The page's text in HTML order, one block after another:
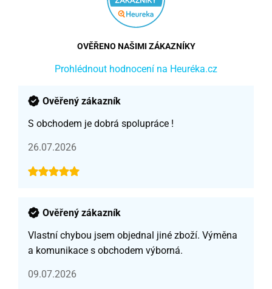
OVĚŘENO NAŠIMI ZÁKAZNÍKY
Prohlédnout hodnocení na Heuréka.cz
Ověřený zákazník
S obchodem je dobrá spolupráce !
26.07.2026
Ověřený zákazník
Vlastní chybou jsem objednal jiné zboží. Výměna
a komunikace s obchodem výborná.
09.07.2026